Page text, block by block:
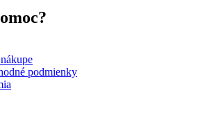
podmienky